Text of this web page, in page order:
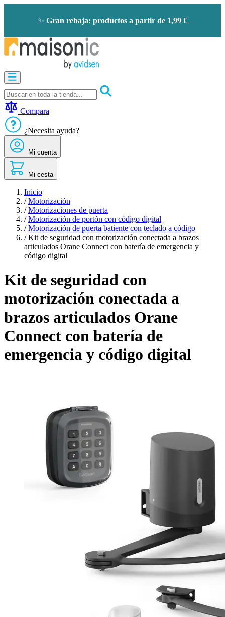
✨ Gran rebaja: productos a partir de 1,99 €
Audioporteros
y
videoporteros
-
ahorro
de
energía
Seguridad
Confort
Oportunidades
Compara
¿Necesita ayuda?
Mi cuenta
Mi cesta
Inicio
/ Motorización
/ Motorizaciones de puerta
/ Motorización de portón con código digital
/ Motorización de puerta batiente con teclado a código
/ Kit de seguridad con motorización conectada a brazos
articulados Orane Connect con batería de emergencia y
código digital
Kit de seguridad con
motorización conectada a
brazos articulados Orane
Connect con batería de
emergencia y código digital